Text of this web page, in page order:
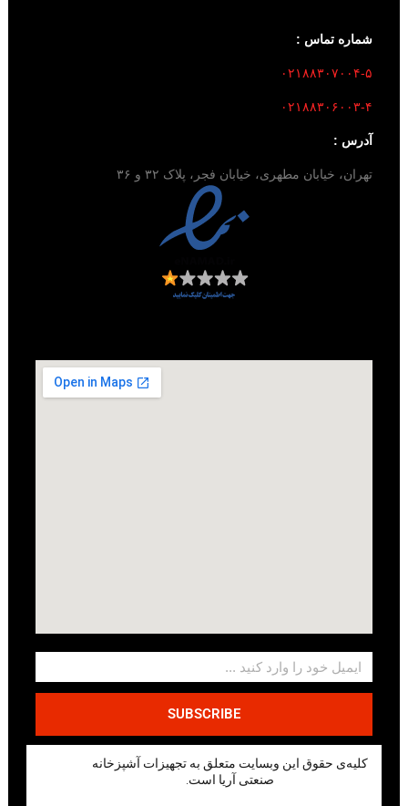
شماره تماس :
۰۲۱۸۸۳۰۷۰۰۴-۵
۰۲۱۸۸۳۰۶۰۰۳-۴
آدرس :
تهران، خیابان مطهری، خیابان فجر، پلاک ۳۲ و ۳۶
SUBSCRIBE
کلیه‌ی حقوق این وبسایت متعلق به تجهیزات آشپزخانه
صنعتی آریا است.